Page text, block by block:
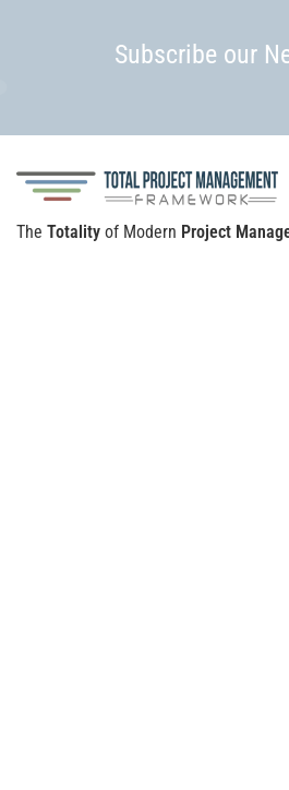
Subscribe our
The Totality of Modern Project